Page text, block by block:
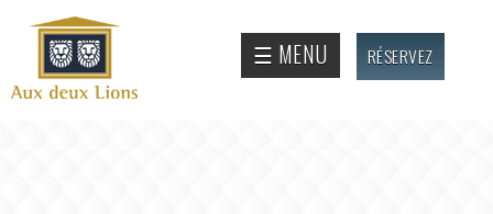
Site
officiel
de
☰ MENU RÉSERVEZ